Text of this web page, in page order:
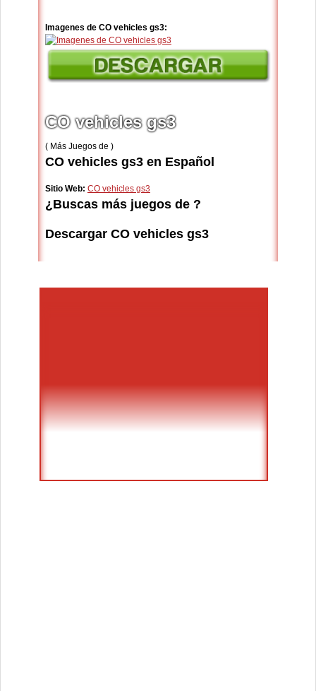
Imagenes de CO vehicles gs3:
CO vehicles gs3
( Más Juegos de )
CO vehicles gs3 en Español
Sitio Web: CO vehicles gs3
¿Buscas más juegos de ?
Descargar CO vehicles gs3